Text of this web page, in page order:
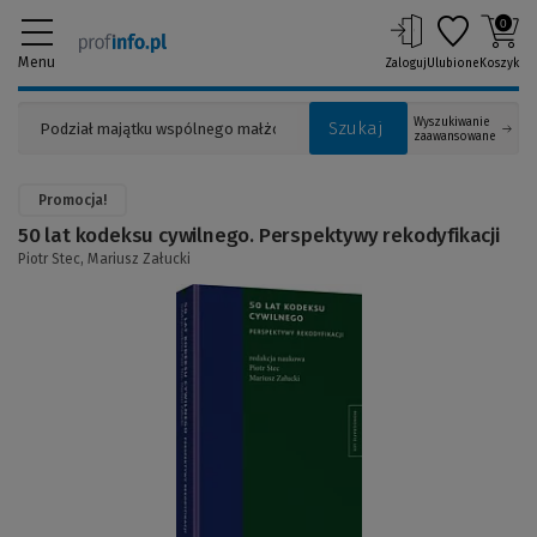
Menu
Szukaj
Wyszukiwanie
zaawansowane
ZalogujUlubione
0
Koszyk
Promocja!
(Link
50 lat kodeksu cywilnego. Perspektywy rekodyfikacji
Piotr Stec, Mariusz Załucki